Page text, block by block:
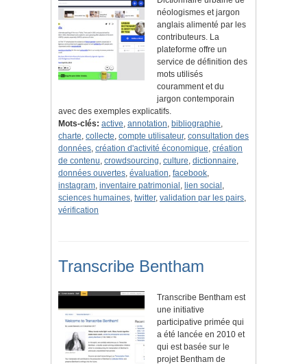
néologismes et jargon
anglais alimenté par les
contributeurs. La
plateforme offre un
service de définition des
mots utilisés
couramment et du
jargon contemporain
avec des exemples explicatifs.
Mots-clés: active, annotation, bibliographie,
charte, collecte, compte utilisateur, consultation des
données, création d'activité économique, création
de contenu, crowdsourcing, culture, dictionnaire,
données ouvertes, évaluation, facebook,
instagram, inventaire patrimonial , lien social ,
sciences humaines, twitter, validation par les pairs,
vérification
Transcribe Bentham
Transcribe Bentham est
une initiative
participative primée qui
a été lancée en 2010 et
qui est basée sur le
projet Bentham de